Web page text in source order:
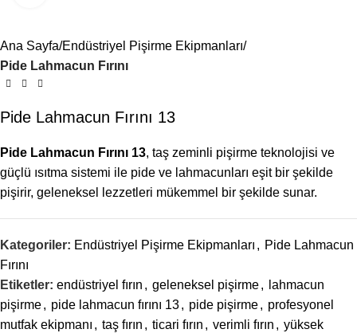
Ana Sayfa Endüstriyel Pişirme Ekipmanları
Pide Lahmacun Fırını
Pide Lahmacun Fırını 13
Pide Lahmacun Fırını 13, taş zeminli pişirme teknolojisi ve
güçlü ısıtma sistemi ile pide ve lahmacunları eşit bir şekilde
pişirir, geleneksel lezzetleri mükemmel bir şekilde sunar.
Kategoriler: Endüstriyel Pişirme Ekipmanları , Pide Lahmacun
Fırını
Etiketler: endüstriyel fırın , geleneksel pişirme,
lahmacun
pişirme, pide lahmacun fırını 13, pide pişirme, profesyonel
mutfak ekipmanı , taş fırın , ticari fırın , verimli fırın , yüksek